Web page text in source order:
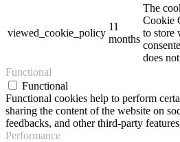
viewed_cookie_policy
11
months
The
Cookie
to store
does
Functional
Functional
Functional cookies help to perform
sharing the content of the website on
feedbacks, and other third-party
Performance